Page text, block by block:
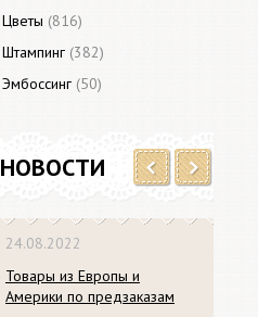
Цветы (816)
Штампинг (382)
Эмбоссинг (50)
НОВОСТИ
24.08.2022
Товары из Европы и
Америки по предзаказам